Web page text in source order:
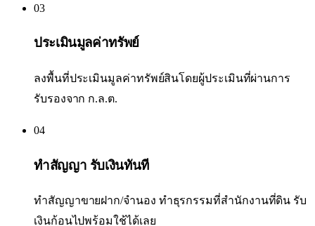
03
ประเมินมูลค่าทรัพย์
ลงพื้นที่ประเมินมูลค่าทรัพย์สินโดยผู้ประเมินที่ผ่านการ
รับรองจาก ก.ล.ต.
04
ทำสัญญา รับเงินทันที
ทำสัญญาขายฝาก/จำนอง ทำธุรกรรมที่สำนักงานที่ดิน รับ
เงินก้อนไปพร้อมใช้ได้เลย